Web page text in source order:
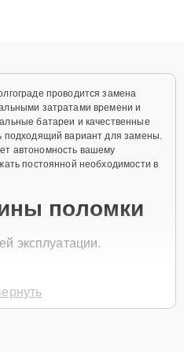
проводится замена
затратами времени и
батареи и качественные
подходящий вариант для замены.
автономность вашему
постоянной необходимости в
поломки
эксплуатации.
корпуса